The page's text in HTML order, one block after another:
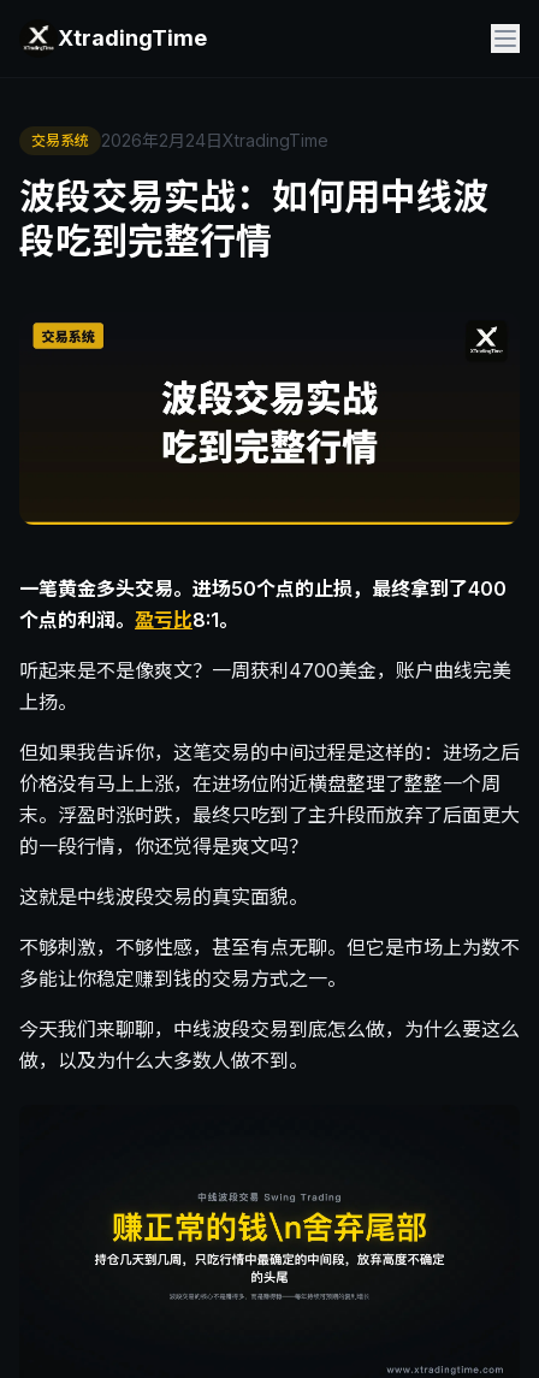
XtradingTime
交易系统 2026年2月24日XtradingTime
波段交易实战：如何用中线波
段吃到完整行情
一笔黄金多头交易。进场50个点的止损，最终拿到了400
个点的利润。 盈亏比8:1。
听起来是不是像爽文？一周获利4700美金，账户曲线完美
上扬。
但如果我告诉你，这笔交易的中间过程是这样的：进场之后
价格没有马上上涨，在进场位附近横盘整理了整整一个周
末。浮盈时涨时跌，最终只吃到了主升段而放弃了后面更大
的一段行情，你还觉得是爽文吗？
这就是中线波段交易的真实面貌。
不够刺激，不够性感，甚至有点无聊。但它是市场上为数不
多能让你稳定赚到钱的交易方式之一。
今天我们来聊聊，中线波段交易到底怎么做，为什么要这么
做，以及为什么大多数人做不到。